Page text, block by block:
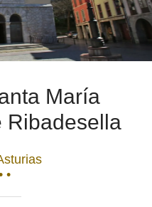
María
Ribadesella
•